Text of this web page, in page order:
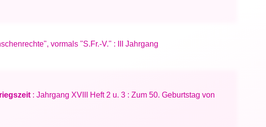
vormals "S.Fr.-V." : III Jahrgang
: Jahrgang XVIII Heft 2 u. 3 : Zum 50. Geburtstag von